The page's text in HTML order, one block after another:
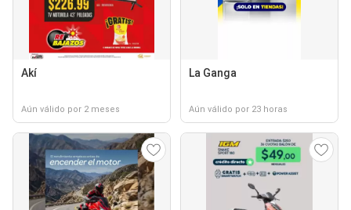
Akí
Aún válido por 2 meses
La Ganga
Aún válido por 23 horas